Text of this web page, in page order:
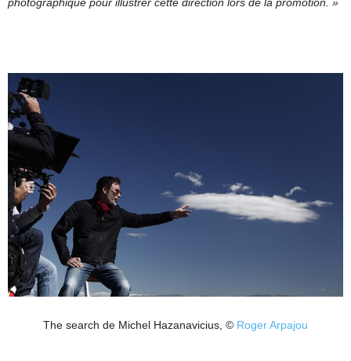
The search de Michel Hazanavicius, © Roger Arpajou